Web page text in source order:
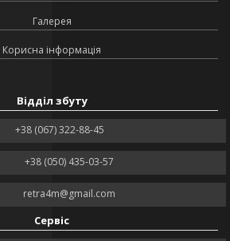
Галерея
Корисна інформація
Відділ збуту
+38 (067) 322-88-45
+38 (050) 435-03-57
retra4m@gmail.com
Сервіс